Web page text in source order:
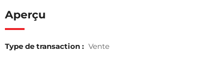
Aperçu
Type de transaction : Vente